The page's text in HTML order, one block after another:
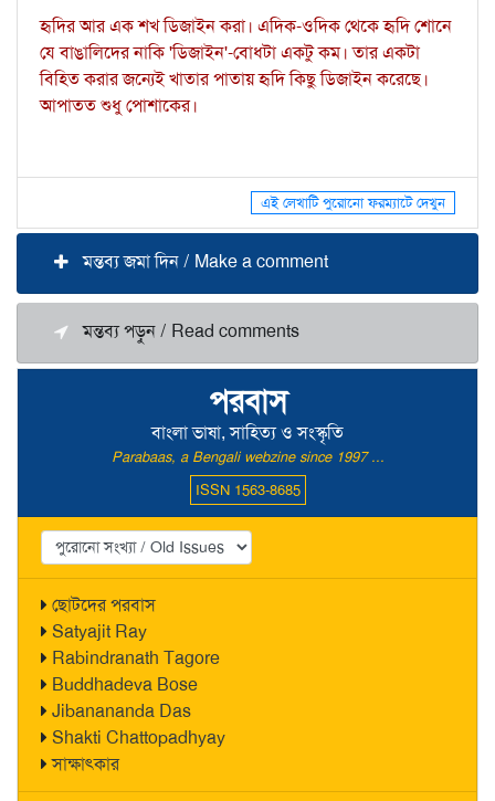
পরবাস
বাংলা ভাষা, সাহিত্য ও সংস্কৃতি
Parabaas, a Bengali webzine since 1997 ...
ISSN 1563-8685
ছোটদের পরবাস
Satyajit Ray
Rabindranath Tagore
Buddhadeva Bose
Jibanananda Das
Shakti Chattopadhyay
সাক্ষাৎকার
হৃদির আর এক শখ ডিজাইন করা। এদিক-ওদিক থেকে হৃদি শোনে
যে বাঙালিদের নাকি 'ডিজাইন'-বোধটা একটু কম। তার একটা
বিহিত করার জন্যেই খাতার পাতায় হৃদি কিছু ডিজাইন করেছে।
আপাতত শুধু পোশাকের।
এই লেখাটি পুরোনো ফরম্যাটে দেখুন
মন্তব্য জমা দিন / Make a comment
মন্তব্য পড়ুন / Read comments